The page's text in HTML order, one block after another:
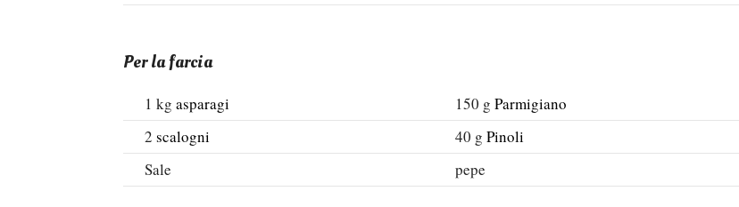
Per la farcia
1 kg asparagi 150 g Parmigiano
2 scalogni 40 g Pinoli
Sale
pepe